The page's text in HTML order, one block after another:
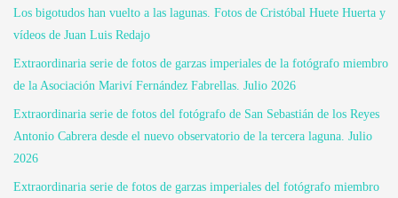
Los bigotudos han vuelto a las lagunas. Fotos de Cristóbal Huete Huerta y
vídeos de Juan Luis Redajo
Extraordinaria serie de fotos de garzas imperiales de la fotógrafo miembro
de la Asociación Mariví Fernández Fabrellas. Julio 2026
Extraordinaria serie de fotos del fotógrafo de San Sebastián de los Reyes
Antonio Cabrera desde el nuevo observatorio de la tercera laguna. Julio
2026
Extraordinaria serie de fotos de garzas imperiales del fotógrafo miembro